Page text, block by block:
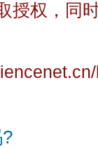
授权，同